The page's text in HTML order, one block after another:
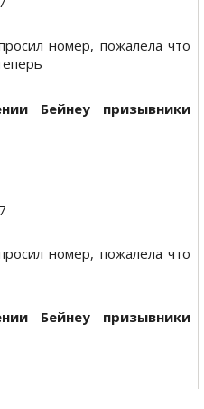
номер, пожалела что
Бейнеу призывники
номер, пожалела что
Бейнеу призывники